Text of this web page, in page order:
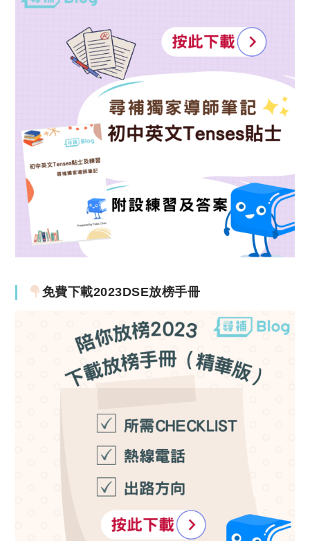
免費下載2023DSE放榜手冊